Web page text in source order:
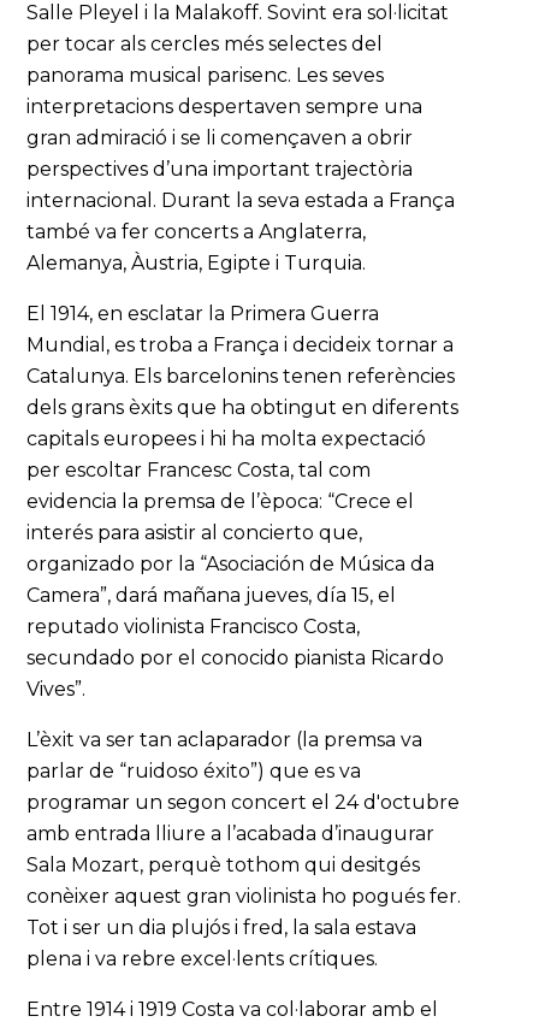
Salle Pleyel i la Malakoff. Sovint era sol·licitat
per tocar als cercles més selectes del
panorama musical parisenc. Les seves
interpretacions despertaven sempre una
gran admiració i se li començaven a obrir
perspectives d’una important trajectòria
internacional. Durant la seva estada a França
també va fer concerts a Anglaterra,
Alemanya, Àustria, Egipte i Turquia.
El 1914, en esclatar la Primera Guerra
Mundial, es troba a França i decideix tornar a
Catalunya. Els barcelonins tenen referències
dels grans èxits que ha obtingut en diferents
capitals europees i hi ha molta expectació
per escoltar Francesc Costa, tal com
evidencia la premsa de l’època: “Crece el
interés para asistir al concierto que,
organizado por la “Asociación de Música da
Camera”, dará mañana jueves, día 15, el
reputado violinista Francisco Costa,
secundado por el conocido pianista Ricardo
Vives”.
L’èxit va ser tan aclaparador (la premsa va
parlar de “ruidoso éxito”) que es va
programar un segon concert el 24 d'octubre
amb entrada lliure a l’acabada d’inaugurar
Sala Mozart, perquè tothom qui desitgés
conèixer aquest gran violinista ho pogués fer.
Tot i ser un dia plujós i fred, la sala estava
plena i va rebre excel·lents crítiques.
Entre 1914 i 1919 Costa va col·laborar amb el